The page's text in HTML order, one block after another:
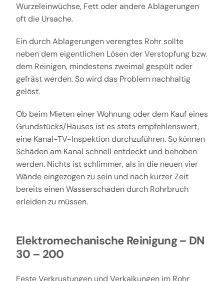
Wurzeleinwüchse, Fett oder andere Ablagerungen
oft die Ursache.
Ein durch Ablagerungen verengtes Rohr sollte
neben dem eigentlichen Lösen der Verstopfung bzw.
dem Reinigen, mindestens zweimal gespült oder
gefräst werden. So wird das Problem nachhaltig
gelöst.
Ob beim Mieten einer Wohnung oder dem Kauf eines
Grundstücks/Hauses ist es stets empfehlenswert,
eine Kanal-TV-Inspektion durchzuführen. So können
Schäden am Kanal schnell entdeckt und behoben
werden. Nichts ist schlimmer, als in die neuen vier
Wände eingezogen zu sein und nach kurzer Zeit
bereits einen Wasserschaden durch Rohrbruch
erleiden zu müssen.
Elektromechanische Reinigung – DN
30 – 200
Feste Verkrustungen und Verkalkungen im Rohr